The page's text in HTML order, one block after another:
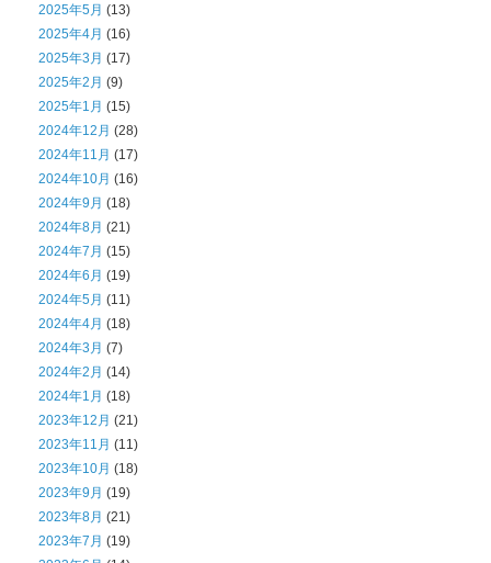
2025年5月 (13)
2025年4月 (16)
2025年3月 (17)
2025年2月 (9)
2025年1月 (15)
2024年12月 (28)
2024年11月 (17)
2024年10月 (16)
2024年9月 (18)
2024年8月 (21)
2024年7月 (15)
2024年6月 (19)
2024年5月 (11)
2024年4月 (18)
2024年3月 (7)
2024年2月 (14)
2024年1月 (18)
2023年12月 (21)
2023年11月 (11)
2023年10月 (18)
2023年9月 (19)
2023年8月 (21)
2023年7月 (19)